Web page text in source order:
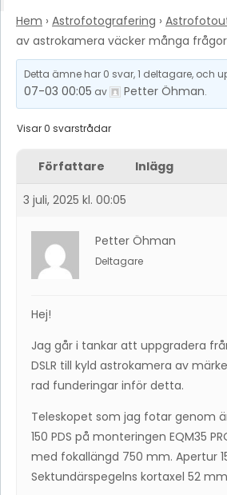
Hem › Astrofotografering ›
av astrokamera väcker många frågor
Detta ämne har 0 svar, 1 deltagare, och
07-03 00:05 av Petter Öhman.
Visar 0 svarstrådar
Författare Inlägg
3 juli, 2025 kl. 00:05
Petter Öhman
Deltagare
Hej!
Jag går i tankar att uppgradera
DSLR till kyld astrokamera av
rad funderingar inför detta.
Teleskopet som jag fotar genom
150 PDS på monteringen EQM35
med fokallängd 750 mm. Apertur
Sektundärspegelns kortaxel 52